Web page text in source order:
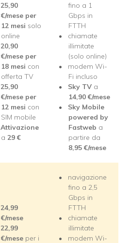
25,90
€/mese per
12 mesi solo
online
20,90
€/mese per
18 mesi con
offerta TV
25,90
€/mese per
12 mesi con
SIM mobile
Attivazione
a 29 €
fino a 1
Gbps in
FTTH
chiamate
illimitate
(solo online)
modem Wi-
Fi incluso
Sky TV a
14,90 €/mese
Sky Mobile
powered by
Fastweb a
partire da
8,95 €/mese
24,99
€/mese
22,99
€/mese per i
navigazione
fino a 2,5
Gbps in
FTTH
chiamate
illimitate
modem Wi-